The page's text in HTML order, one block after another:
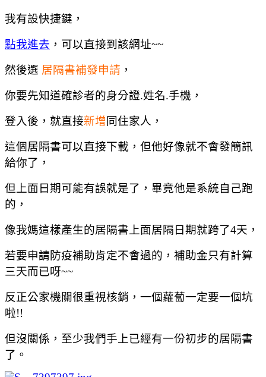
我有設快捷鍵，
點我進去 ，可以直接到該網址~~
然後選 居隔書補發申請 ，
你要先知道確診者的身分證.姓名.手機，
登入後，就直接新增 同住家人，
這個居隔書可以直接下載，但他好像就不會發簡訊
給你了，
但上面日期可能有誤就是了，畢竟他是系統自己跑
的，
像我媽這樣產生的居隔書上面居隔日期就跨了4天，
若要申請防疫補助肯定不會過的，補助金只有計算
三天而已呀~~
反正公家機關很重視核銷，一個蘿蔔一定要一個坑
啦!!
但沒關係，至少我們手上已經有一份初步的居隔書
了。